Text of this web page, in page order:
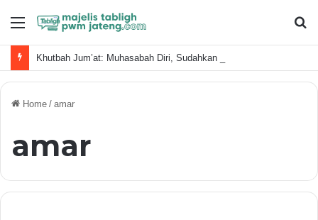
Menu
Home / amar
amar